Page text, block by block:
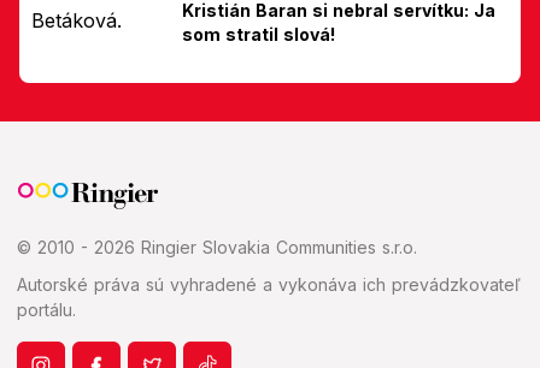
Kristián Baran si nebral servítku: Ja
som stratil slová!
© 2010 - 2026 Ringier Slovakia Communities s.r.o.
Autorské práva sú vyhradené a vykonáva ich prevádzkovateľ
portálu.